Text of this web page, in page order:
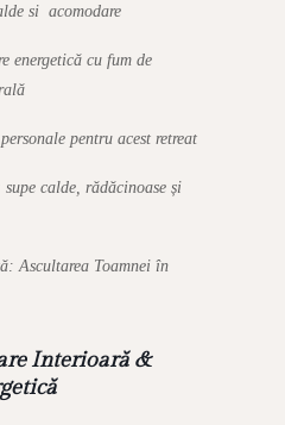
si acomodare
energetică cu fum de
pentru acest retreat
calde, rădăcinoase și
Ascultarea Toamnei în
Interioară &